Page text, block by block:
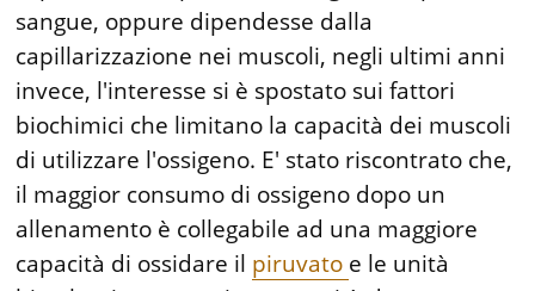
sangue, oppure dipendesse dalla
capillarizzazione nei muscoli, negli ultimi anni
invece, l'interesse si è spostato sui fattori
biochimici che limitano la capacità dei muscoli
di utilizzare l'ossigeno. E' stato riscontrato che,
il maggior consumo di ossigeno dopo un
allenamento è collegabile ad una maggiore
capacità di ossidare il piruvato e le unità